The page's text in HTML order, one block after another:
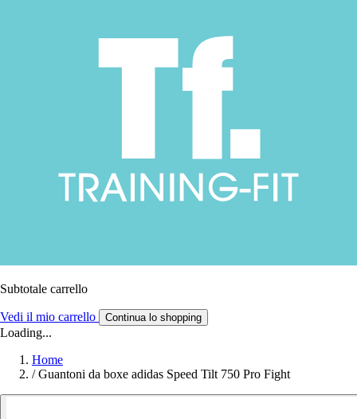
Subtotale carrello
Vedi il mio carrello Continua lo shopping
Loading...
Home
/ Guantoni da boxe adidas Speed Tilt 750 Pro Fight